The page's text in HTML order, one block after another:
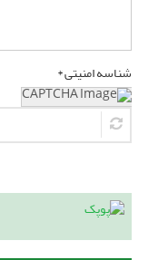
شناسه امنیتی *